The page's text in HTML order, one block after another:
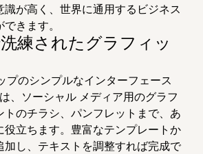
識が高く、世界に通用するビジネス
きます。
練されたグラフィッ
プのシンプルなインターフェース
は、ソーシャル メディア用のグラフ
トのチラシ、パンフレットまで、あ
役立ちます。豊富なテンプレートか
加し、テキストを調整すれば完成で